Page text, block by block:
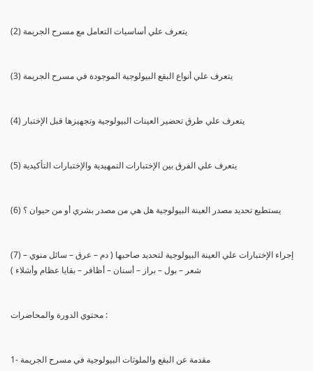
(2) يتعرف علي أساسيات التعامل مع مسرح الجريمة
(3) يتعرف علي أنواع البقع البيولوجية الموجودة في مسرح الجريمة
(4) يتعرف علي طرق تحضير العينات البيولوجية وتجهيزها قبل الإختبار
(5) يتعرف علي الفرق بين الإختبارات التمهيدية والإختبارات التأكيدية
(6) يستطيع تحديد مصدر العينة البيولوجية هل هي من مصدر بشري أو من حيوان ؟
(7) إجراء الإختبارات علي العينة البيولوجية لتحديد صاحبها ( دم – عرق – سائل منوي –
شعر – بول – براز – أسنان – أظافر – بقايا عظام وأشلاء )
محتوي الدورة والمحاضرات :
1- مقدمة عن البقع والملوثات البيولوجية في مسرح الجريمة